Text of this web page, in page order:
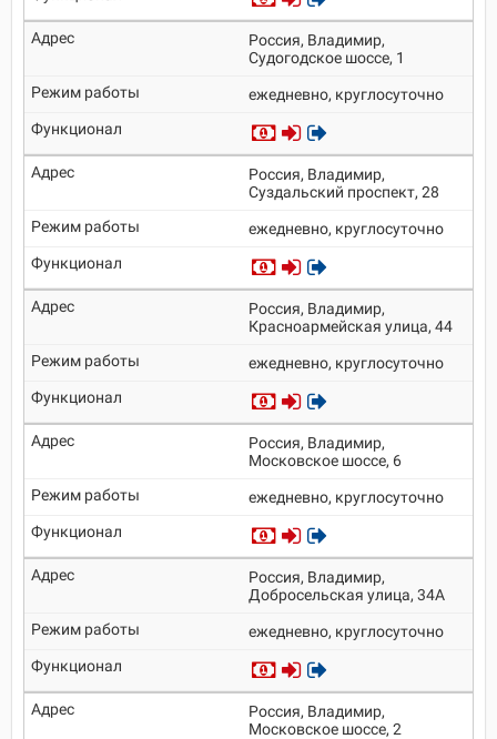
Россия, Владимир,
Судогодское шоссе, 1
ежедневно, круглосуточно
Россия, Владимир,
Суздальский проспект, 28
ежедневно, круглосуточно
Россия, Владимир,
Красноармейская улица, 44
ежедневно, круглосуточно
Россия, Владимир,
Московское шоссе, 6
ежедневно, круглосуточно
Россия, Владимир,
Добросельская улица, 34А
ежедневно, круглосуточно
Россия, Владимир,
Московское шоссе, 2